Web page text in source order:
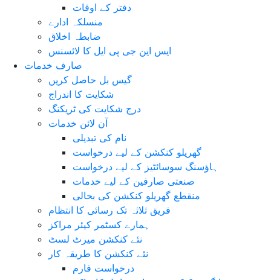
دفتر کے اوقات
منسلکہ ادارے
ضابطہ اخلاق
ایس این جی پی ایل کا لائسنس
صارف خدمات
گیس بل حاصل کریں
شکایت کا اندراج
درج شکایت کی ٹریکنگ
آن لائن خدمات
نام کی تبدیلی
گھریلو کنکشن کے لیے درخواست
ہاؤسنگ سوسائٹیز کے لیے درخواست
صنعتی صارفین کے لیے خدمات
منقطع گھریلو کنکشن کی بحالی
فریق ثلاثہ تک رسائی کا انتظام
ہمارے کسٹمر کیئر مراکز
نئے کنکشن میرٹ لسٹ
نئے کنکشن کا طریقہ کار
درخواست فارم